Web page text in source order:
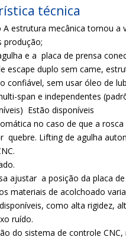
técnica
A estrutura mecânica tornou a
produção;
e a placa de prensa
escape duplo sem came,
confiável, sem usar óleo de
span e independentes
Estão disponíveis
no caso de que a
quebre. Lifting de agulha
ajustar a posição da placa
materiais de acolchoado
como alta rigidez,
ruído.
do sistema de controle CNC,